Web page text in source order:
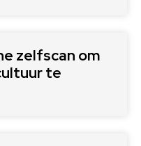
zelfscan om
te